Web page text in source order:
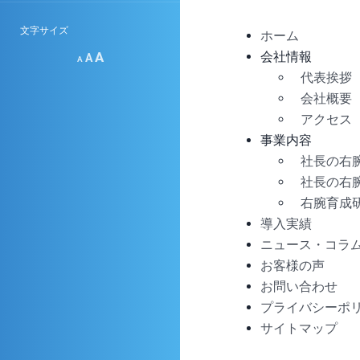
文字サイズ
A A A
ホーム
会社情報
代表挨拶
会社概要
アクセス
事業内
社長の右
社長の右
右腕育成
導入実績
ニュース・コラ
お客様の声
お問い合わせ
プライバシーポ
サイトマップ